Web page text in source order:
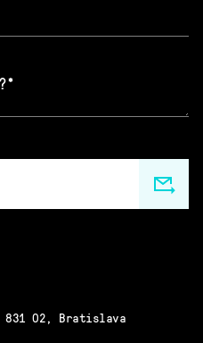
831 02, Bratislava